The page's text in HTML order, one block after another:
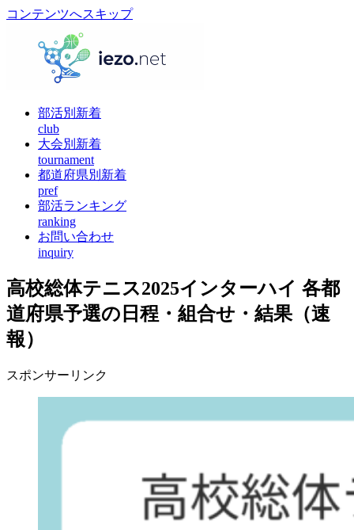
コンテンツへスキップ
部活別新着
club
大会別新着
tournament
都道府県別新着
pref
部活ランキング
ranking
お問い合わせ
inquiry
高校総体テニス2025インターハイ 各都
道府県予選の日程・組合せ・結果（速
報）
スポンサーリンク